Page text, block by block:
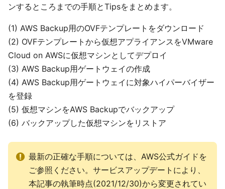
ンするところまでの手順とTipsをまとめます。
(1) AWS Backup用のOVFテンプレートをダウンロード
(2) OVFテンプレートから仮想アプライアンスをVMware
Cloud on AWSに仮想マシンとしてデプロイ
(3) AWS Backup用ゲートウェイの作成
(4) AWS Backup用ゲートウェイに対象ハイパーバイザー
を登録
(5) 仮想マシンをAWS Backupでバックアップ
(6) バックアップした仮想マシンをリストア
最新の正確な手順については、AWS公式ガイドを
ご参照ください。サービスアップデートにより、
本記事の執筆時点(2021/12/30)から変更されてい